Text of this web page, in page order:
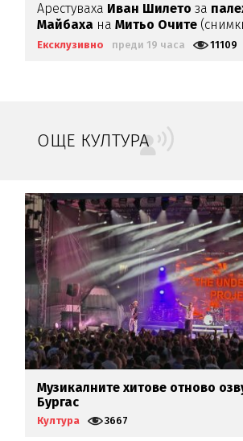
Арестуваха Иван Шилетоза
Майбаха наМитьо Очите
Ексклузивно преди 19 часа 11109
ОЩЕ КУЛТУРА
Музикалните хитове отново
Бургас
Култура 3667